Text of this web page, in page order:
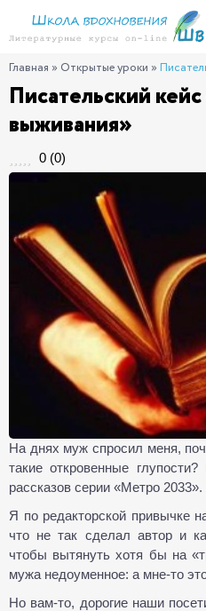
Главная » Открытые уроки »
Писательский
выживания»
0 (0)
На днях муж спросил меня,
такие откровенные
рассказов серии «Метро 2033».
Я по редакторской привычке
что не так сделал автор и
чтобы вытянуть хотя бы на
мужа недоуменное: а мне-то
Но вам-то, дорогие наши